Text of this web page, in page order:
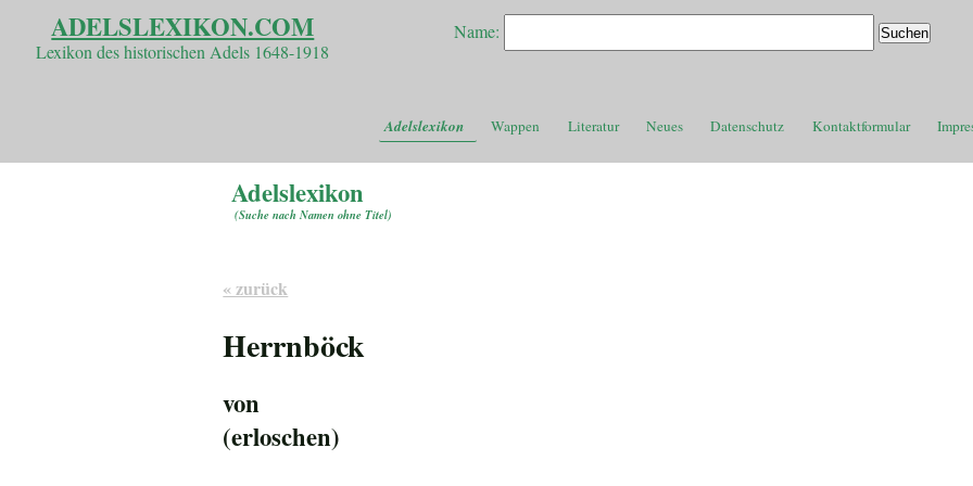
ADELSLEXIKON.COM
Lexikon des historischen Adels 1648-1918
Name:
Adelslexikon Wappen Literatur Neues Datenschutz Kontaktformular
Adelslexikon
(Suche nach Namen ohne Titel)
« zurück
Herrnböck
von
(erloschen)